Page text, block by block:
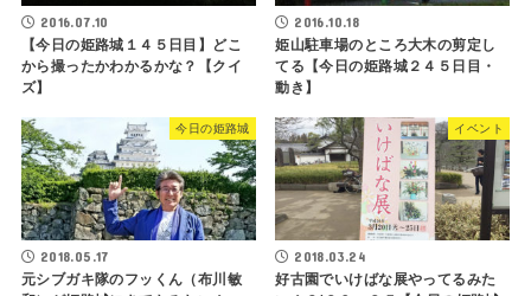
2016.07.10
【今日の姫路城１４５日目】どこ
から撮ったかわかるかな？【クイ
ズ】
2016.10.18
姫山駐車場のところ大木の剪定し
てる【今日の姫路城２４５日目・
動き】
今日の姫路城
2018.05.17
元シブガキ隊のフッくん（布川敏
イベント
2018.03.24
好古園でいけばな展やってるみた